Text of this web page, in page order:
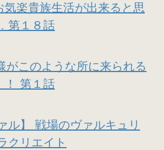
気楽貴族生活が出来ると思
第１８話
がこのような所に来られる
！ 第１話
ル】 戦場のヴァルキュリ
クリエイト